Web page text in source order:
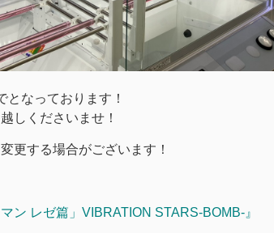
となっております！
しくださいませ！
更する場合がございます！
ン レゼ篇」VIBRATION STARS-BOMB-』